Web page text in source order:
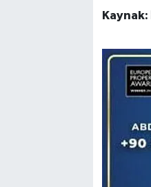
Kaynak: